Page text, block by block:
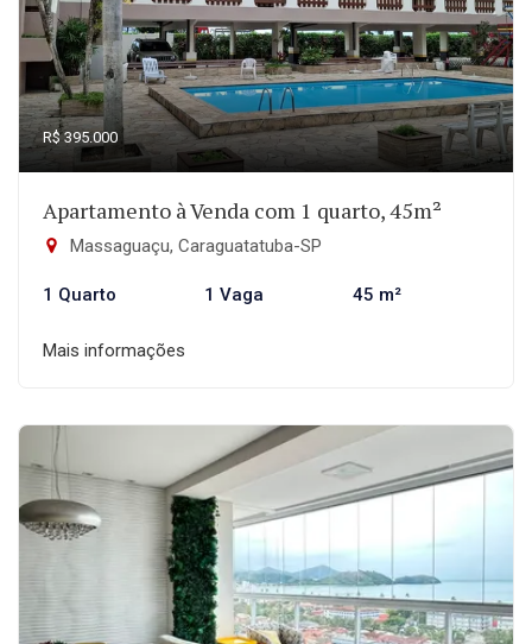
R$ 395.000
Apartamento à Venda com 1 quarto, 45m²
Massaguaçu, Caraguatatuba-SP
1 Quarto 1 Vaga 45 m²
Mais informações